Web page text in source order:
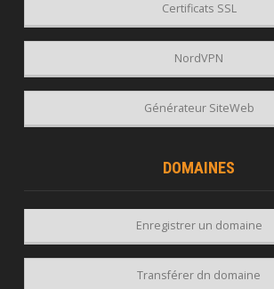
Certificats SSL
Générateur SiteWeb
NordVPN
DOMAINES
Enregistrer un domaine
Transférer dn domaine